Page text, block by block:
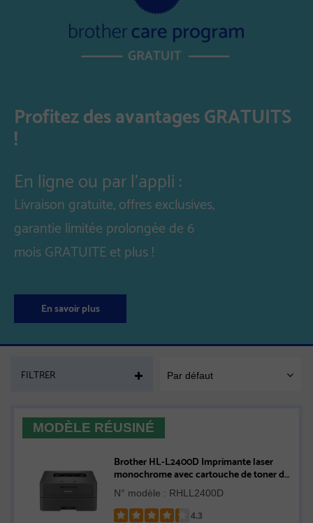
Profitez des avantages GRATUITS
!
En ligne ou par l'appli :
Livraison gratuite, offres exclusives,
garantie limitée prolongée de 6
mois GRATUITE et plus !
En savoir plus
FILTRER Par défaut
MODÈLE RÉUSINÉ
Brother HL-L2400D Imprimante laser
monochrome avec cartouche de toner de
700 pages pour bureaux à domicile -
Remis à neuf
N° modèle : RHLL2400D
4.3